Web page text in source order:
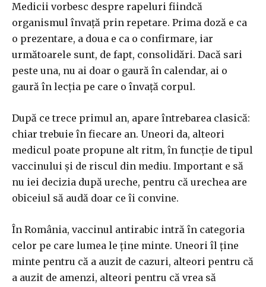
Medicii vorbesc despre rapeluri fiindcă
organismul învață prin repetare. Prima doză e ca
o prezentare, a doua e ca o confirmare, iar
următoarele sunt, de fapt, consolidări. Dacă sari
peste una, nu ai doar o gaură în calendar, ai o
gaură în lecția pe care o învață corpul.
După ce trece primul an, apare întrebarea clasică:
chiar trebuie în fiecare an. Uneori da, alteori
medicul poate propune alt ritm, în funcție de tipul
vaccinului și de riscul din mediu. Important e să
nu iei decizia după ureche, pentru că urechea are
obiceiul să audă doar ce îi convine.
În România, vaccinul antirabic intră în categoria
celor pe care lumea le ține minte. Uneori îl ține
minte pentru că a auzit de cazuri, alteori pentru că
a auzit de amenzi, alteori pentru că vrea să